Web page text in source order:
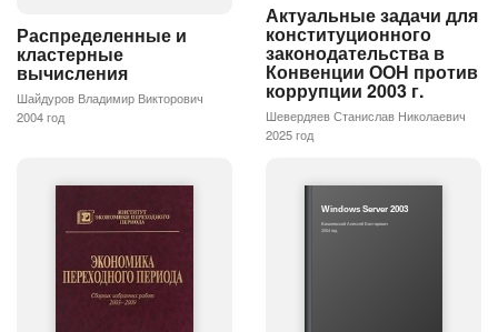
Распределенные и
кластерные
вычисления
Шайдуров Владимир Викторович
2004 год
Актуальные задачи для
конституционного
законодательства в
Конвенции ООН против
коррупции 2003 г.
Шевердяев Станислав Николаевич
2025 год
Windows Server 2003
Вишневский Алексей Викторович
2004 год